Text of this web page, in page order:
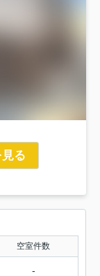
る
空室件数
-